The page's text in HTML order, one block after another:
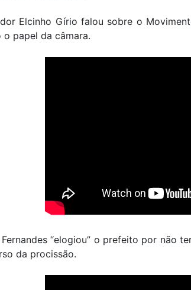
Elcinho Gírio falou sobre o
o papel da câmara.
“elogiou” o prefeito por não
da procissão.